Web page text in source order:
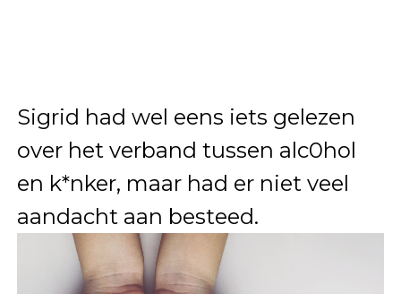
Sigrid had wel eens iets gelezen
over het verband tussen alc0hol
en k*nker, maar had er niet veel
aandacht aan besteed.